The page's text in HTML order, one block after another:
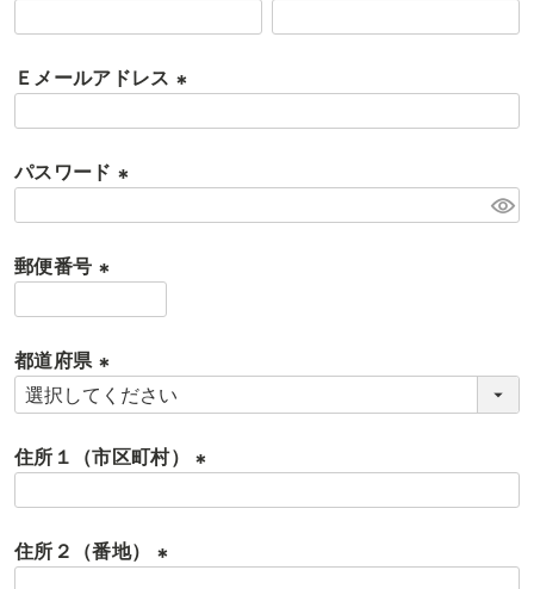
須
Ｅメールアドレス
パスワード
郵便番号
須
)
都道府県
(
須
住所１（市区町村）
住所２（番地）